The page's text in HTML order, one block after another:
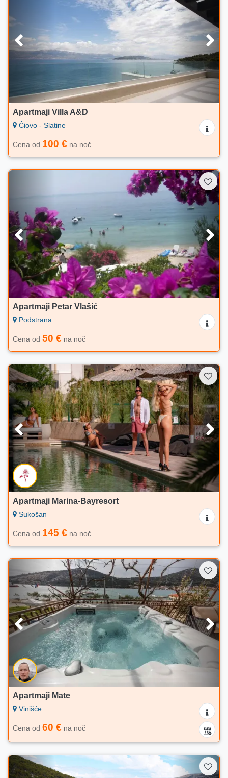
Apartmaji Villa A&D
Čiovo - Slatine
Cena od 100 € na noč
Apartmaji Petar Vlašić
Podstrana
Cena od 50 € na noč
Apartmaji Marina-Bayresort
Sukošan
Cena od 145 € na noč
Apartmaji Mate
Vinišće
Cena od 60 € na noč